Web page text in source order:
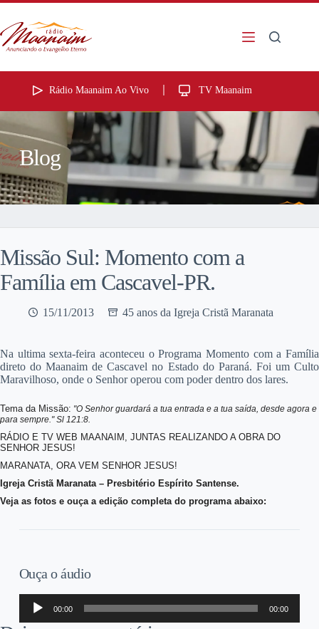
Rádio Maanaim Ao Vivo TV Maanaim
Blog
Missão Sul: Momento com a
Família em Cascavel-PR.
15/11/2013 45 anos da Igreja Cristã Maranata
Na ultima sexta-feira aconteceu o Programa Momento com a Família
direto do Maanaim de Cascavel no Estado do Paraná. Foi um Culto
Maravilhoso, onde o Senhor operou com poder dentro dos lares.
Tema da Missão: "O Senhor guardará a tua entrada e a tua saída, desde agora e
para sempre." Sl 121:8.
RÁDIO E TV WEB MAANAIM, JUNTAS REALIZANDO A OBRA DO
SENHOR JESUS!
MARANATA, ORA VEM SENHOR JESUS!
Igreja Cristã Maranata – Presbitério Espírito Santense.
Veja as fotos e ouça a edição completa do programa abaixo:
Ouça o áudio
Tocador
áudio
00:00 00:00